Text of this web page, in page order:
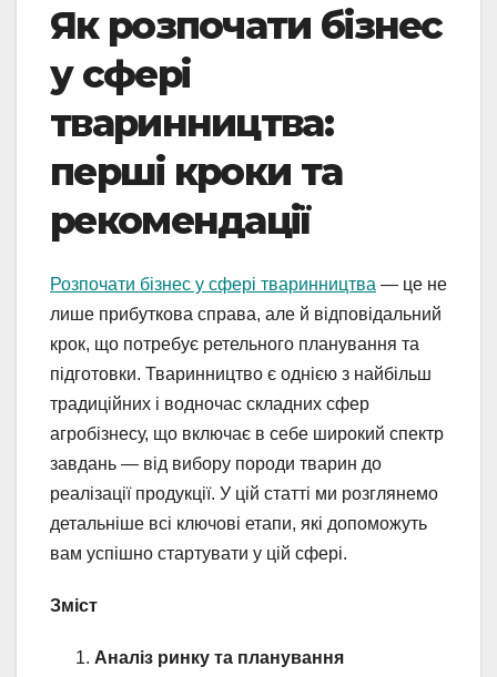
Як розпочати бізнес
у сфері
тваринництва:
перші кроки та
рекомендації
Розпочати бізнес у сфері тваринництва — це не
лише прибуткова справа, але й відповідальний
крок, що потребує ретельного планування та
підготовки. Тваринництво є однією з найбільш
традиційних і водночас складних сфер
агробізнесу, що включає в себе широкий спектр
завдань — від вибору породи тварин до
реалізації продукції. У цій статті ми розглянемо
детальніше всі ключові етапи, які допоможуть
вам успішно стартувати у цій сфері.
Зміст
Аналіз ринку та планування